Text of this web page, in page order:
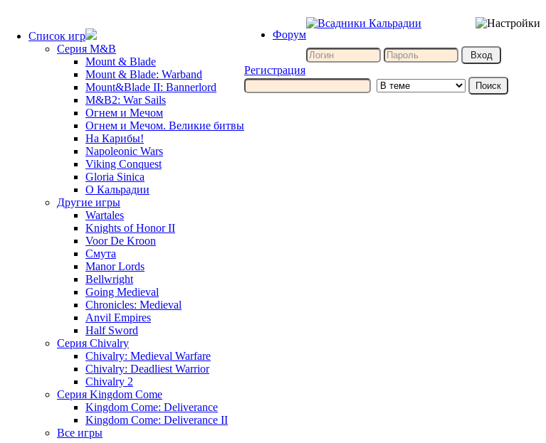
Список игр
Серия M&B
Mount & Blade
Mount & Blade: Warband
Mount&Blade II: Bannerlord
M&B2: War Sails
Огнем и Мечом
Огнем и Мечом. Великие битвы
На Карибы!
Napoleonic Wars
Viking Conquest
Gloria Sinica
О Кальрадии
Другие игры
Wartales
Knights of Honor II
Voor De Kroon
Смута
Manor Lords
Bellwright
Going Medieval
Chronicles: Medieval
Anvil Empires
Half Sword
Серия Chivalry
Chivalry: Medieval Warfare
Chivalry: Deadliest Warrior
Chivalry 2
Серия Kingdom Come
Kingdom Come: Deliverance
Kingdom Come: Deliverance II
Все игры
Форум
Регистрация